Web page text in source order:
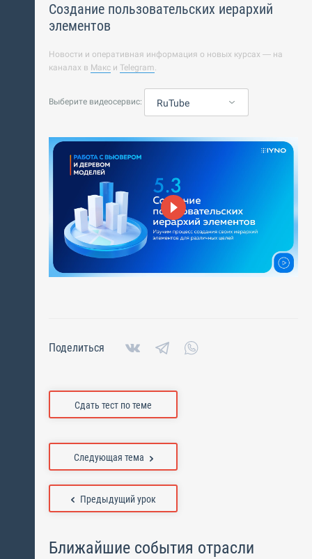
Создание пользовательских иерархий
элементов
Новости и оперативная информация о новых курсах — на
каналах в Макс и Telegram.
Выберите видеосервис: RuTube
Поделиться
Сдать тест по теме
Предыдущий урок
Следующая тема
Ближайшие события отрасли